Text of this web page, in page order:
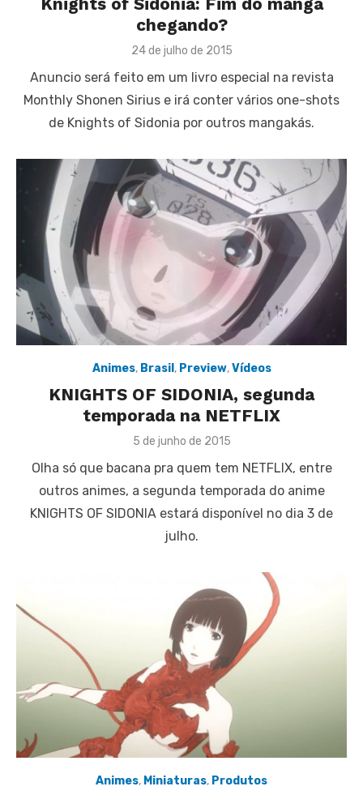
chegando?
Posted
24 de julho de 2015
Anuncio será feito em um livro especial na revista
Monthly Shonen Sirius e irá conter vários one-shots
de Knights of Sidonia por outros mangakás.
Animes, Brasil , Preview,Vídeos
KNIGHTS OF SIDONIA, segunda
temporada na NETFLIX
Posted
5 de junho de 2015
Olha só que bacana pra quem tem NETFLIX, entre
outros animes, a segunda temporada do anime
KNIGHTS OF SIDONIA estará disponível no dia 3 de
julho.
Animes, Miniaturas, Produtos